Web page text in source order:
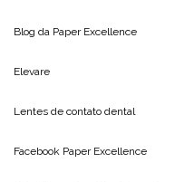
Blog da Paper Excellence
Elevare
Lentes de contato dental
Facebook Paper Excellence